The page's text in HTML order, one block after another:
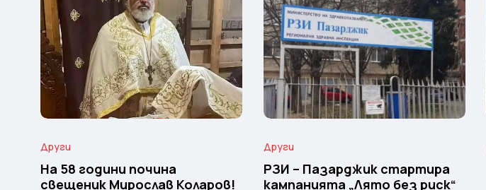
Други
На 58 години почина
свещеник Мирослав Коларов!
Други
РЗИ – Пазарджик стартира
кампанията „Лято без риск“